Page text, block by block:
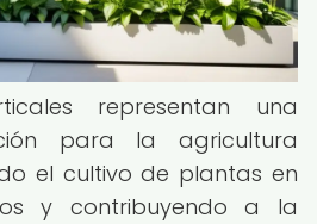
representan una
para la agricultura
el cultivo de plantas en
y contribuyendo a la